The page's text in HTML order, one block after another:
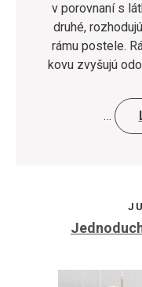
v porovnaní s
druhé,
rámu postele.
kovu zvyšujú
…